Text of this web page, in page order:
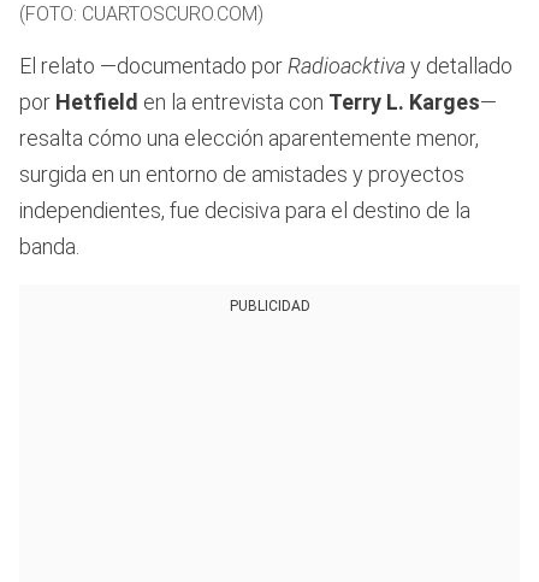
(FOTO: CUARTOSCURO.COM)
El relato —documentado porRadioacktivay detallado
por Hetfield en la entrevista con Terry L. Karges—
resalta cómo una elección aparentemente menor,
surgida en un entorno de amistades y proyectos
independientes, fue decisiva para el destino de la
banda.
PUBLICIDAD